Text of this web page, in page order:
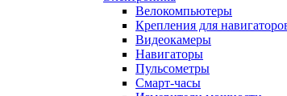
Велокомпьютеры
Крепления для
Видеокамеры
Навигаторы
Пульсометры
Смарт-часы